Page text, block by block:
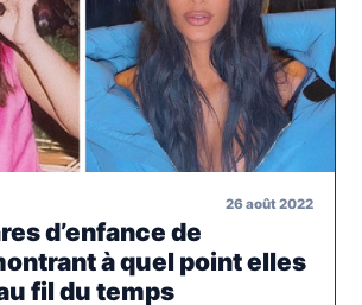
26 août 2022
d’enfance de
à quel point elles
fil du temps